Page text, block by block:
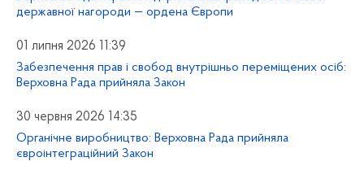
державної нагороди — ордена Європи
01 липня 2026 11:39
Забезпечення прав і свобод внутрішньо переміщених осіб:
Верховна Рада прийняла Закон
30 червня 2026 14:35
Органічне виробництво: Верховна Рада прийняла
євроінтеграційний Закон